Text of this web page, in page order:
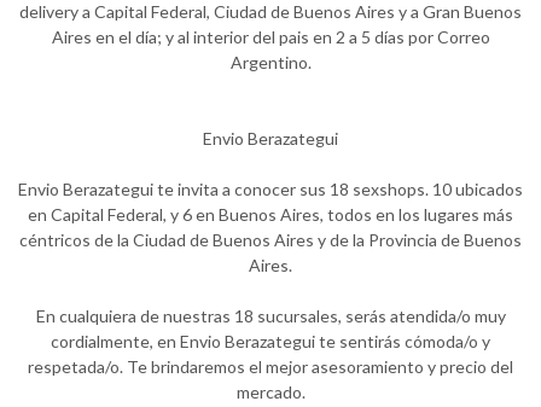
delivery a Capital Federal, Ciudad de Buenos Aires y a Gran Buenos
Aires en el día; y al interior del pais en 2 a 5 días por Correo
Argentino.
Envio Berazategui
Envio Berazategui te invita a conocer sus 18 sexshops. 10 ubicados
en Capital Federal, y 6 en Buenos Aires, todos en los lugares más
céntricos de la Ciudad de Buenos Aires y de la Provincia de Buenos
Aires.
En cualquiera de nuestras 18 sucursales, serás atendida/o muy
cordialmente, en Envio Berazategui te sentirás cómoda/o y
respetada/o. Te brindaremos el mejor asesoramiento y precio del
mercado.